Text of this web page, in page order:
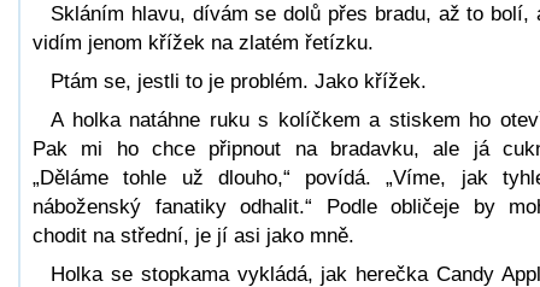
Skláním hlavu, dívám se dolů přes bradu, až to bolí,
vidím jenom křížek na zlatém řetízku.
Ptám se, jestli to je problém. Jako křížek.
A holka natáhne ruku s kolíčkem a stiskem ho
Pak mi ho chce připnout na bradavku, ale já
„Děláme tohle už dlouho,“ povídá. „Víme, jak
náboženský fanatiky odhalit.“ Podle obličeje by
chodit na střední, je jí asi jako mně.
Holka se stopkama vykládá, jak herečka Candy